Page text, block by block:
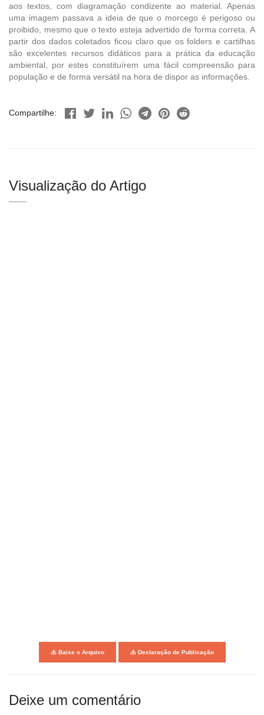
aos textos, com diagramação condizente ao material. Apenas
uma imagem passava a ideia de que o morcego é perigoso ou
proibido, mesmo que o texto esteja advertido de forma correta. A
partir dos dados coletados ficou claro que os folders e cartilhas
são excelentes recursos didáticos para a prática da educação
ambiental, por estes constituírem uma fácil compreensão para
população e de forma versátil na hora de dispor as informações.
Compartilhe:
Visualização do Artigo
Baixe o Arquivo Declaração de Publicação
Deixe um comentário